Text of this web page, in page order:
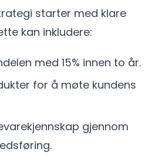
starter med klare
kan inkludere:
med 15% innen to år.
for å møte kundens
gjennom